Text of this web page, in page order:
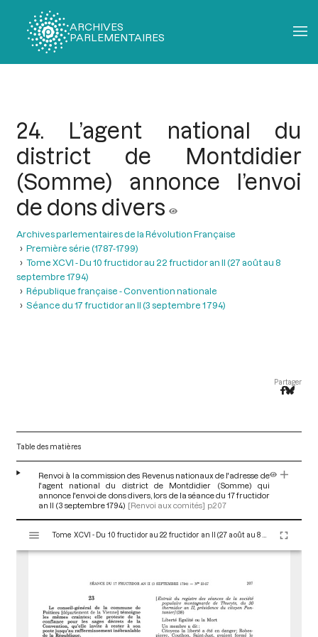
ARCHIVES
PARLEMENTAIRES
24. L’agent national du
district de Montdidier
(Somme) annonce l’envoi
de dons divers
Archives parlementaires de la Révolution Française
Première série (1787-1799)
Tome XCVI - Du 10 fructidor au 22 fructidor an II (27 août au 8
septembre 1794)
République française - Convention nationale
Séance du 17 fructidor an II (3 septembre 1 794)
Partager
Table des matières
Renvoi à la commission des Revenus nationaux de l'adresse de
l'agent national du district de Montdidier (Somme) qui
annonce l'envoi de dons divers, lors de la séance du 17 fructidor
an II (3 septembre 1794) [Renvoi aux comités] p.207
s